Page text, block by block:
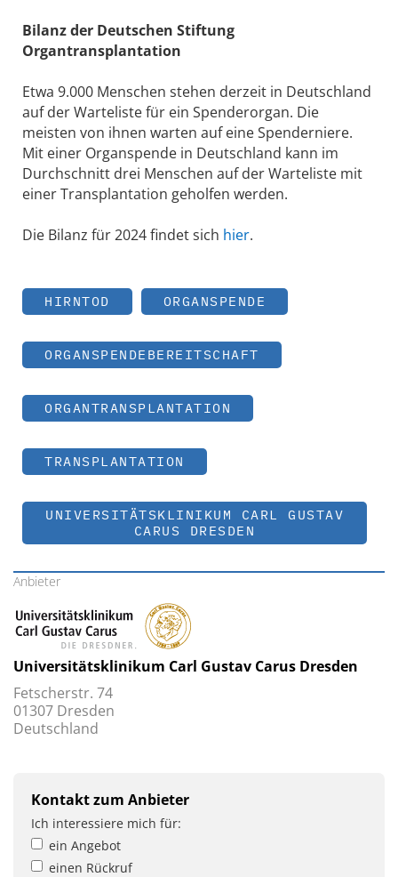
Bilanz der Deutschen Stiftung
Organtransplantation
Etwa 9.000 Menschen stehen derzeit in Deutschland
auf der Warteliste für ein Spenderorgan. Die
meisten von ihnen warten auf eine Spenderniere.
Mit einer Organspende in Deutschland kann im
Durchschnitt drei Menschen auf der Warteliste mit
einer Transplantation geholfen werden.
Die Bilanz für 2024 findet sich hier.
HIRNTOD ORGANSPENDE
ORGANSPENDEBEREITSCHAFT
ORGANTRANSPLANTATION
TRANSPLANTATION
UNIVERSITÄTSKLINIKUM CARL GUSTAV
CARUS DRESDEN
Anbieter
Universitätsklinikum Carl Gustav Carus ­Dresden
Fetscherstr. 74
01307 ­Dresden
Deutschland
Kontakt zum Anbieter
Ich interessiere mich für:
ein Angebot
einen Rückruf